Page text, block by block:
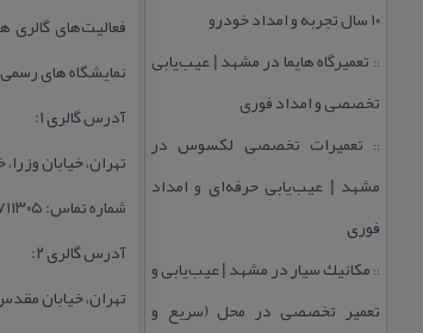
۱۰ سال تجربه و امداد خودرو
:: تعمیرگاه هایما در مشهد | عیب‌یابی
تخصصی و امداد فوری
:: تعمیرات تخصصی لكسوس در
مشهد | عیب‌یابی حرفه‌ای و امداد
فوری
:: مكانیك سیار در مشهد | عیب‌یابی و
تعمیر تخصصی در محل (سریع و
فعالیت‌های گالری
نمایشگاه های
آدرس گالری ۱:
تهران، خیابان وزرا،
شماره تماس: ۵۵۷۱۱۳۰۵-(۰۲۱)
آدرس گالری ۲:
تهران، خیابان مقدس